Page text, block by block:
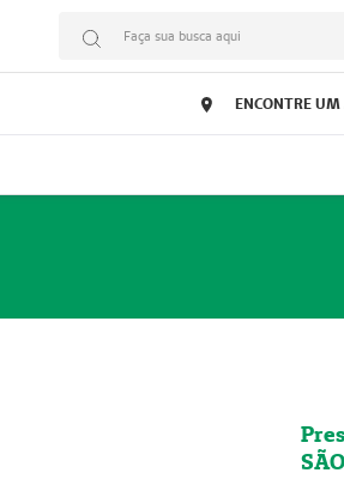
Faça sua busca aqui
ENCONTRE